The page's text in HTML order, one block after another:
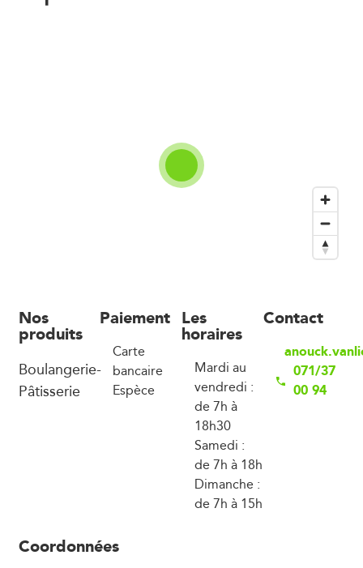
Nos
produits
Boulangerie-
Pâtisserie
Paiement
Carte
bancaire
Espèce
Les
horaires
Mardi au
vendredi :
de 7h à
18h30
Samedi :
de 7h à 18h
Dimanche :
de 7h à 15h
Contact
071/37
00 94
Coordonnées